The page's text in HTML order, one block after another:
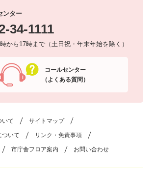
ンター
34-1111
から17時まで（土日祝・年末年始を除く）
コールセンター
（よくある質問）
いて サイトマップ
ついて リンク・免責事項
市庁舎フロア案内 お問い合わせ